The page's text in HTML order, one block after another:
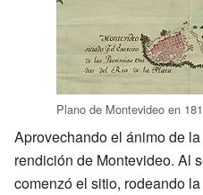
Plano de Montevideo en
Aprovechando el ánimo de
rendición de Montevideo. Al
comenzó el sitio, rodeando